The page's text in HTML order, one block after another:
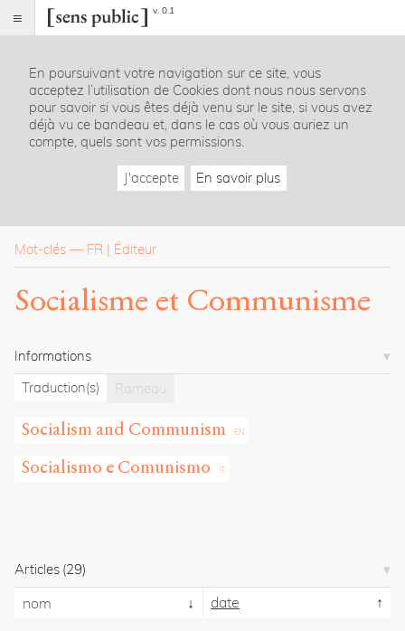
v. 0.1
Index
Rubriques
Essais
La
revue
Présentation
Publier
Contact
propos
du
Archipel
Mastodon
En poursuivant votre navigation sur ce site, vous
acceptez l’utilisation de Cookies dont nous nous servons
pour savoir si vous êtes déjà venu sur le site, si vous avez
déjà vu ce bandeau et, dans le cas où vous auriez un
compte, quels sont vos permissions.
J'accepte En savoir plus
Mot-clés — FR Éditeur
Socialisme et Communisme
Informations
Traduction(s)
Rameau
Socialism and Communism
Socialismo e Comunismo
Articles (29)
nom date